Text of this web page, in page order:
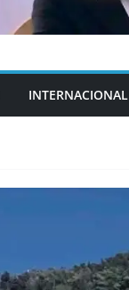
INTERNACIONAL